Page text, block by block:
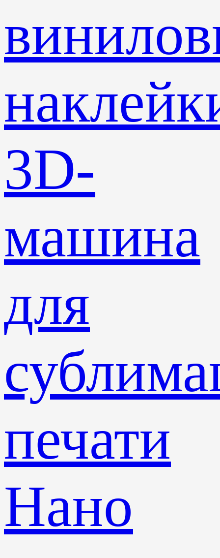
3D-
машина
для
печати
Нано